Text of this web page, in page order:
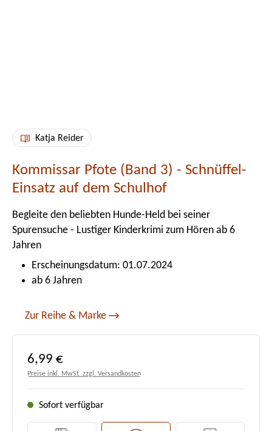
Katja Reider
Kommissar Pfote (Band 3) - Schnüffel-
Einsatz auf dem Schulhof
Begleite den beliebten Hunde-Held bei seiner
Spurensuche - Lustiger Kinderkrimi zum Hören ab 6
Jahren
Erscheinungsdatum: 01.07.2024
ab 6 Jahren
Zur Reihe & Marke
Regulärer Preis:
6,99 €
Preise inkl. MwSt. zzgl. Versandkosten
Sofort verfügbar